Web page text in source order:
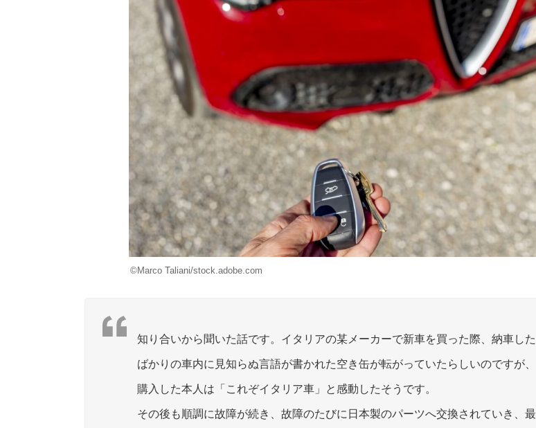
©Marco Taliani/stock.adobe.com
知り合いから聞いた話です。イタリアの某メーカーで新車を買った際、納車した
ばかりの車内に見知らぬ言語が書かれた空き缶が転がっていたらしいのですが、
購入した本人は「これぞイタリア車」と感動したそうです。
その後も順調に故障が続き、故障のたびに日本製のパーツへ交換されていき、最